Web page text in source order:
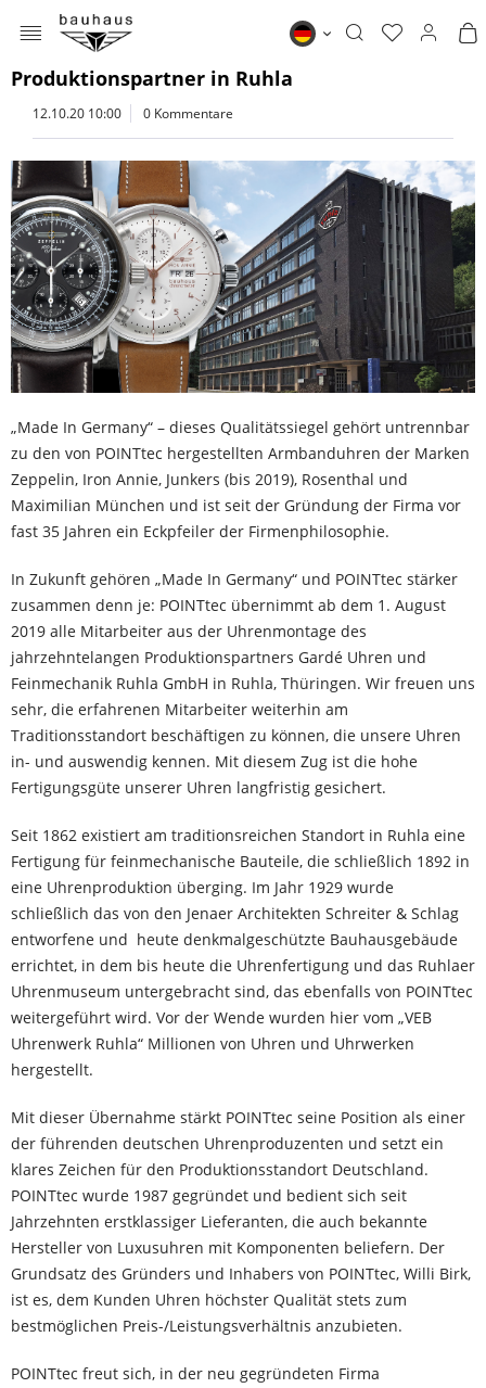
MENÜ
1.8.2019 POINTtec übernimmt
Produktionspartner in Ruhla
12.10.20 10:00 0 Kommentare
„Made In Germany“ – dieses Qualitätssiegel gehört untrennbar
zu den von POINTtec hergestellten Armbanduhren der Marken
Zeppelin, Iron Annie, Junkers (bis 2019), Rosenthal und
Maximilian München und ist seit der Gründung der Firma vor
fast 35 Jahren ein Eckpfeiler der Firmenphilosophie.
In Zukunft gehören „Made In Germany“ und POINTtec stärker
zusammen denn je: POINTtec übernimmt ab dem 1. August
2019 alle Mitarbeiter aus der Uhrenmontage des
jahrzehntelangen Produktionspartners Gardé Uhren und
Feinmechanik Ruhla GmbH in Ruhla, Thüringen. Wir freuen uns
sehr, die erfahrenen Mitarbeiter weiterhin am
Traditionsstandort beschäftigen zu können, die unsere Uhren
in- und auswendig kennen. Mit diesem Zug ist die hohe
Fertigungsgüte unserer Uhren langfristig gesichert.
Seit 1862 existiert am traditionsreichen Standort in Ruhla eine
Fertigung für feinmechanische Bauteile, die schließlich 1892 in
eine Uhrenproduktion überging. Im Jahr 1929 wurde
schließlich das von den Jenaer Architekten Schreiter & Schlag
entworfene und heute denkmalgeschützte Bauhausgebäude
errichtet, in dem bis heute die Uhrenfertigung und das Ruhlaer
Uhrenmuseum untergebracht sind, das ebenfalls von POINTtec
weitergeführt wird. Vor der Wende wurden hier vom „VEB
Uhrenwerk Ruhla“ Millionen von Uhren und Uhrwerken
hergestellt.
Mit dieser Übernahme stärkt POINTtec seine Position als einer
der führenden deutschen Uhrenproduzenten und setzt ein
klares Zeichen für den Produktionsstandort Deutschland.
POINTtec wurde 1987 gegründet und bedient sich seit
Jahrzehnten erstklassiger Lieferanten, die auch bekannte
Hersteller von Luxusuhren mit Komponenten beliefern. Der
Grundsatz des Gründers und Inhabers von POINTtec, Willi Birk,
ist es, dem Kunden Uhren höchster Qualität stets zum
bestmöglichen Preis-/Leistungsverhältnis anzubieten.
POINTtec freut sich, in der neu gegründeten Firma